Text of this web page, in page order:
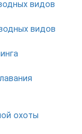
видов
видов
охоты